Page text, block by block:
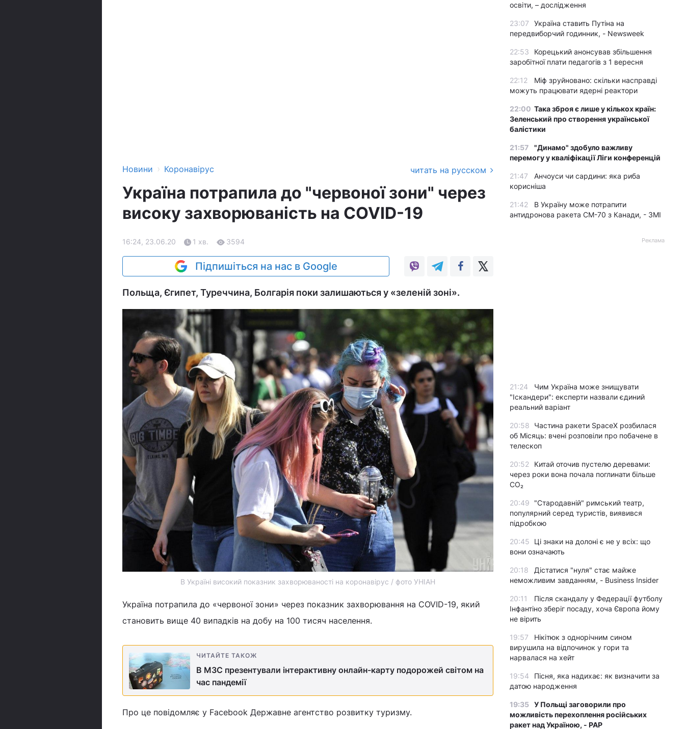
Новини › Коронавірус читать на русском
Україна потрапила до "червоної зони" через
високу захворюваність на COVID-19
16:24, 23.06.20 1 хв. 3594
Підпишіться на нас в Google
Польща, Єгипет, Туреччина, Болгарія поки залишаються у «зеленій зоні».
В Україні високий показник захворюваності на коронавірус / фото УНІАН
Україна потрапила до «червоної зони» через показник захворювання на COVID-19, який
становить вище 40 випадків на добу на 100 тисяч населення.
ЧИТАЙТЕ ТАКОЖ
В МЗС презентували інтерактивну онлайн-карту подорожей світом на
час пандемії
Про це повідомляє у Facebook Державне агентство розвитку туризму.
освіти, – дослідження
23:07
Україна ставить Путіна на
передвиборчий годинник, - Newsweek
22:53
Корецький анонсував збільшення
заробітної плати педагогів з 1 вересня
22:12
Міф зруйновано: скільки насправді
можуть працювати ядерні реактори
22:00 Така зброя є лише у кількох країн:
Зеленський про створення української
балістики
21:57
"Динамо" здобуло важливу
перемогу у кваліфікації Ліги конференцій
21:47
Анчоуси чи сардини: яка риба
корисніша
21:42
В Україну може потрапити
антидронова ракета CM-70 з Канади, - ЗМІ
Реклама
21:24
Чим Україна може знищувати
"Іскандери": експерти назвали єдиний
реальний варіант
20:58
Частина ракети SpaceX розбилася
об Місяць: вчені розповіли про побачене в
телескоп
20:52
Китай оточив пустелю деревами:
через роки вона почала поглинати більше
CO₂
20:49
"Стародавній" римський театр,
популярний серед туристів, виявився
підробкою
20:45
Ці знаки на долоні є не у всіх: що
вони означають
20:18
Дістатися "нуля" стає майже
неможливим завданням, - Business Insider
20:11
Після скандалу у Федерації футболу
Інфантіно зберіг посаду, хоча Європа йому
не вірить
19:57
Нікітюк з однорічним сином
вирушила на відпочинок у гори та
нарвалася на хейт
19:54
Пісня, яка надихає: як визначити за
датою народження
19:35 У Польщі заговорили про
можливість перехоплення російських
ракет над Україною, - PAP